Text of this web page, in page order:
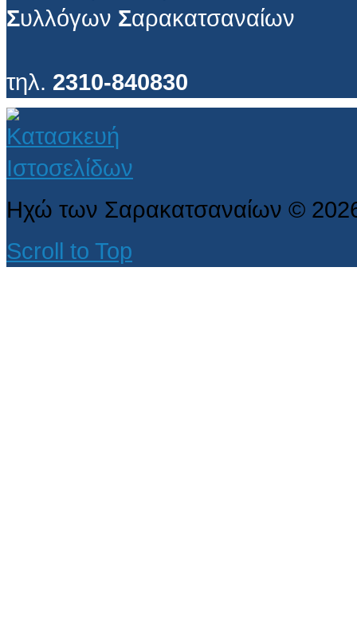
Συλλόγων Σαρακατσαναίων
τηλ. 2310-840830
Ηχώ των Σαρακατσαναίων ©
Scroll to Top